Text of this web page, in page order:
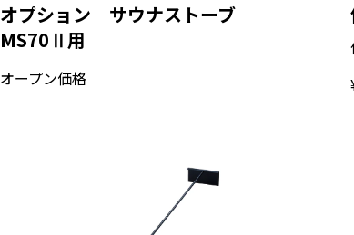
オプション サウナストーブ
MS70Ⅱ用
オープン価格